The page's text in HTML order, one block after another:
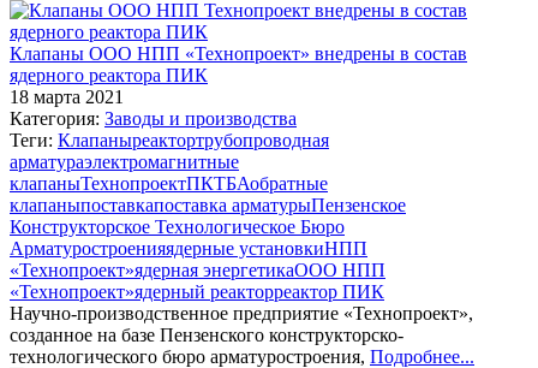
Клапаны ООО НПП «Технопроект» внедрены в состав
ядерного реактора ПИК
18 марта 2021
Категория: Заводы и производства
Теги: Клапаныреактортрубопроводная
арматураэлектромагнитные
клапаныТехнопроектПКТБАобратные
клапаныпоставкапоставка арматурыПензенское
Конструкторское Технологическое Бюро
Арматуростроенияядерные установкиНПП
«Технопроект»ядерная энергетикаООО НПП
«Технопроект»ядерный реакторреактор ПИК
Научно-производственное предприятие «Технопроект»,
созданное на базе Пензенского конструкторско-
технологического бюро арматуростроения, Подробнее...